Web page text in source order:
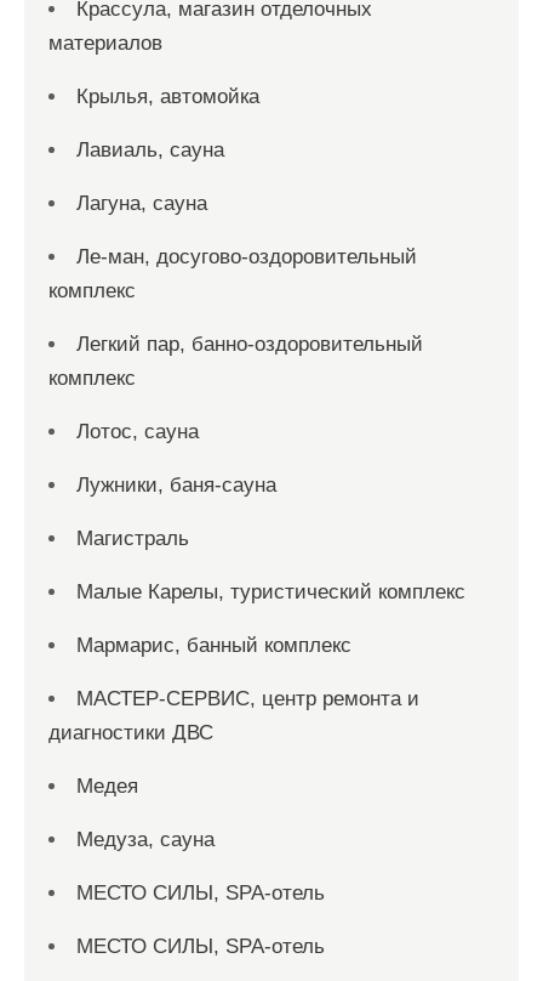
Крассула, магазин отделочных
материалов
Крылья, автомойка
Лавиаль, сауна
Лагуна, сауна
Ле-ман, досугово-оздоровительный
комплекс
Легкий пар, банно-оздоровительный
комплекс
Лотос, сауна
Лужники, баня-сауна
Магистраль
Малые Карелы, туристический комплекс
Мармарис, банный комплекс
МАСТЕР-СЕРВИС, центр ремонта и
диагностики ДВС
Медея
Медуза, сауна
МЕСТО СИЛЫ, SPA-отель
МЕСТО СИЛЫ, SPA-отель